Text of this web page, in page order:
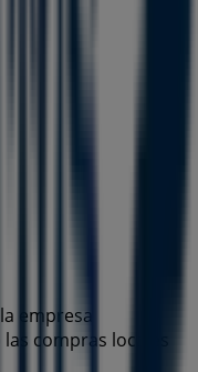
empresa
compras locales